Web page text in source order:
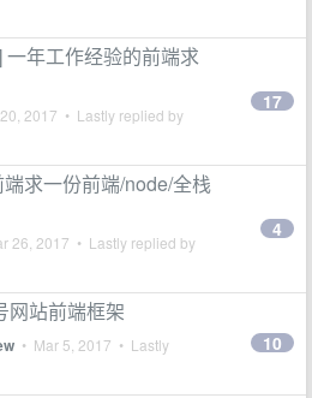
一年工作经验的前端求
2017 • Lastly replied by
17
求一份前端/node/全栈
26, 2017 • Lastly replied by
4
网站前端框架
• Mar 5, 2017 • Lastly
10